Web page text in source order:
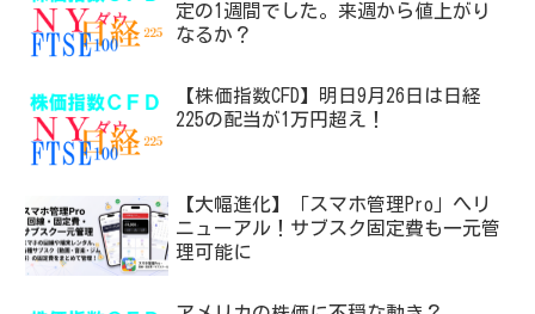
定の1週間でした。来週から値上がり
なるか？
【株価指数CFD】明日9月26日は日経
225の配当が1万円超え！
【大幅進化】「スマホ管理Pro」へリ
ニューアル！サブスク固定費も一元管
理可能に